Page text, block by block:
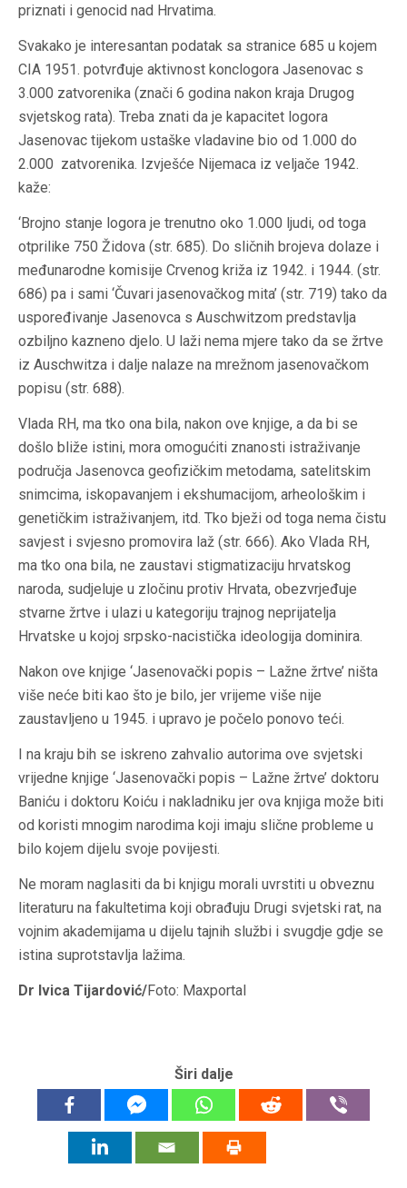
priznati i genocid nad Hrvatima.
Svakako je interesantan podatak sa stranice 685 u kojem
CIA 1951. potvrđuje aktivnost konclogora Jasenovac s
3.000 zatvorenika (znači 6 godina nakon kraja Drugog
svjetskog rata). Treba znati da je kapacitet logora
Jasenovac tijekom ustaške vladavine bio od 1.000 do
2.000 zatvorenika. Izvješće Nijemaca iz veljače 1942.
kaže:
‘Brojno stanje logora je trenutno oko 1.000 ljudi, od toga
otprilike 750 Židova (str. 685). Do sličnih brojeva dolaze i
međunarodne komisije Crvenog križa iz 1942. i 1944. (str.
686) pa i sami ‘Čuvari jasenovačkog mita’ (str. 719) tako da
uspoređivanje Jasenovca s Auschwitzom predstavlja
ozbiljno kazneno djelo. U laži nema mjere tako da se žrtve
iz Auschwitza i dalje nalaze na mrežnom jasenovačkom
popisu (str. 688).
Vlada RH, ma tko ona bila, nakon ove knjige, a da bi se
došlo bliže istini, mora omogućiti znanosti istraživanje
područja Jasenovca geofizičkim metodama, satelitskim
snimcima, iskopavanjem i ekshumacijom, arheološkim i
genetičkim istraživanjem, itd. Tko bježi od toga nema čistu
savjest i svjesno promovira laž (str. 666). Ako Vlada RH,
ma tko ona bila, ne zaustavi stigmatizaciju hrvatskog
naroda, sudjeluje u zločinu protiv Hrvata, obezvrjeđuje
stvarne žrtve i ulazi u kategoriju trajnog neprijatelja
Hrvatske u kojoj srpsko-nacistička ideologija dominira.
Nakon ove knjige ‘Jasenovački popis – Lažne žrtve’ ništa
više neće biti kao što je bilo, jer vrijeme više nije
zaustavljeno u 1945. i upravo je počelo ponovo teći.
I na kraju bih se iskreno zahvalio autorima ove svjetski
vrijedne knjige ‘Jasenovački popis – Lažne žrtve’ doktoru
Baniću i doktoru Koiću i nakladniku jer ova knjiga može biti
od koristi mnogim narodima koji imaju slične probleme u
bilo kojem dijelu svoje povijesti.
Ne moram naglasiti da bi knjigu morali uvrstiti u obveznu
literaturu na fakultetima koji obrađuju Drugi svjetski rat, na
vojnim akademijama u dijelu tajnih službi i svugdje gdje se
istina suprotstavlja lažima.
Dr Ivica Tijardović/Foto: Maxportal
Širi dalje